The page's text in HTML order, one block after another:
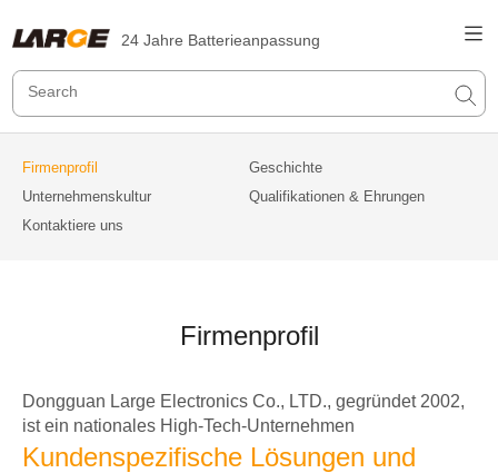
24 Jahre Batterieanpassung
Firmenprofil
Geschichte
Unternehmenskultur
Qualifikationen & Ehrungen
Kontaktiere uns
Firmenprofil
Dongguan Large Electronics Co., LTD., gegründet 2002,
ist ein nationales High-Tech-Unternehmen
Kundenspezifische Lösungen und